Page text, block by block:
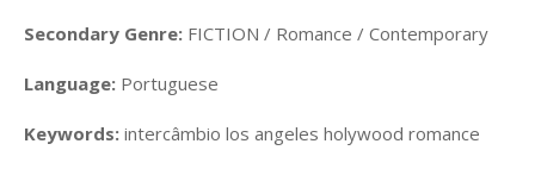
Secondary Genre: FICTION / Romance / Contemporary
Language: Portuguese
Keywords: intercâmbio los angeles holywood romance